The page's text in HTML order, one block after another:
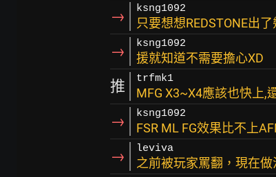
→ ksng1092
只要想想REDSTONE出
→ ksng1092
援就知道不需要擔心XD
推 trfmk1
MFG X3~X4應該也快上,
→ ksng1092
FSR ML FG效果比不上
→ leviva
之前被玩家罵翻，現在